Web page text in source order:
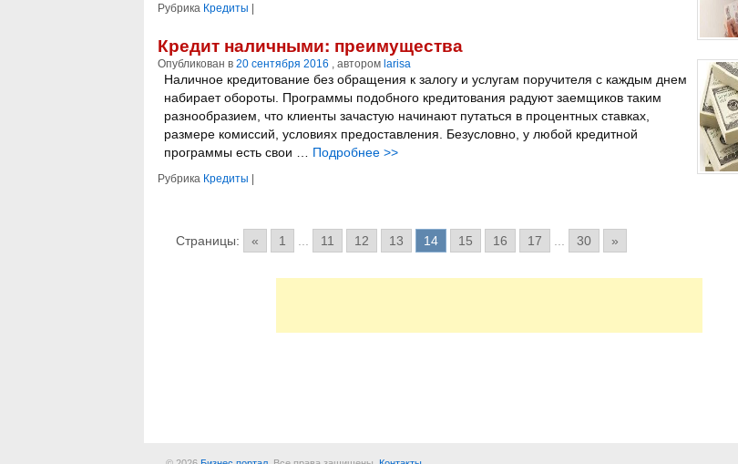
Рубрика Кредиты |
Кредит наличными: преимущества
Опубликован в 20 сентября 2016 , автором larisa
Наличное кредитование без обращения к залогу и услугам поручителя с каждым днем
набирает обороты. Программы подобного кредитования радуют заемщиков таким
разнообразием, что клиенты зачастую начинают путаться в процентных ставках,
размере комиссий, условиях предоставления. Безусловно, у любой кредитной
программы есть свои … Подробнее >>
Рубрика Кредиты |
Страницы: « 1 11 12 13 14 15 16 17 30 »